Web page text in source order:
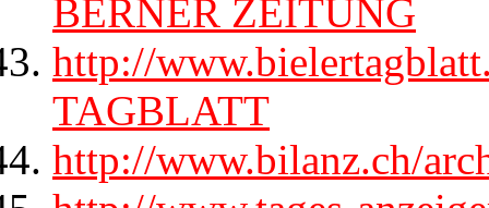
BERNER ZEITUNG
http://
TAGBLATT
http://www.bilanz.ch/